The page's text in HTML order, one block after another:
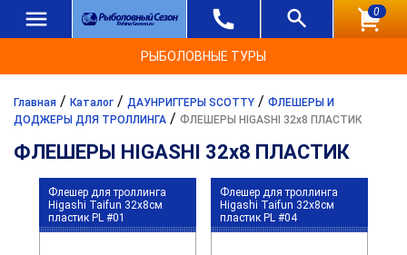
0
РЫБОЛОВНЫЕ ТУРЫ
Главная / Каталог / ДАУНРИГГЕРЫ SCOTTY / ФЛЕШЕРЫ И
ДОДЖЕРЫ ДЛЯ ТРОЛЛИНГА / ФЛЕШЕРЫ HIGASHI 32x8 ПЛАСТИК
ФЛЕШЕРЫ HIGASHI 32x8 ПЛАСТИК
Флешер для троллинга
Higashi Taifun 32x8см
пластик PL #01
Флешер для троллинга
Higashi Taifun 32x8см
пластик PL #04